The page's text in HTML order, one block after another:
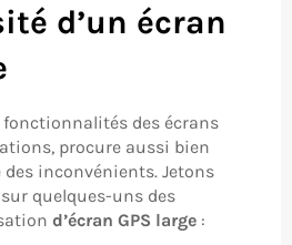
d’un écran
des écrans
procure aussi bien
des inconvénients. Jetons
quelques-uns des
d’écran GPS large :